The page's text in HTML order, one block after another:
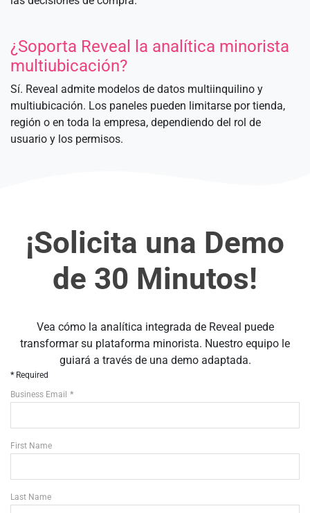
¿Soporta Reveal la analítica minorista
multiubicación?
Sí. Reveal admite modelos de datos multiinquilino y
multiubicación. Los paneles pueden limitarse por tienda,
región o en toda la empresa, dependiendo del rol de
usuario y los permisos.
¡Solicita una Demo
de 30 Minutos!
Vea cómo la analítica integrada de Reveal puede
transformar su plataforma minorista. Nuestro equipo le
guiará a través de una demo adaptada.
Required
Business Email
First Name
Last Name